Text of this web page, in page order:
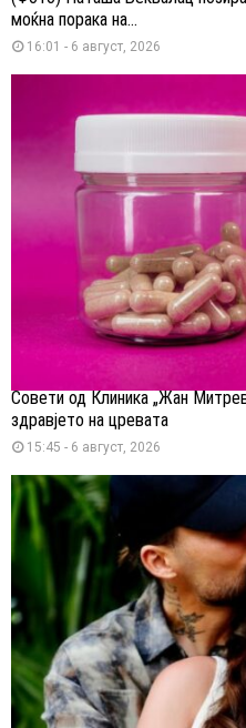
моќна порака на...
16:01 - 6 август, 2026
Совети од Клиника „Жан
здравјето на цревата
15:45 - 6 август, 2026